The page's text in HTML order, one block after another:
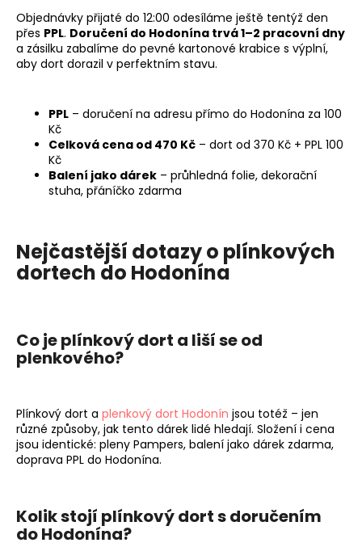
Objednávky přijaté do 12:00 odesíláme ještě tentýž den
přes PPL. Doručení do Hodonína trvá 1–2 pracovní dny
a zásilku zabalíme do pevné kartonové krabice s výplní,
aby dort dorazil v perfektním stavu.
PPL – doručení na adresu přímo do Hodonína za 100
Kč
Celková cena od 470 Kč – dort od 370 Kč + PPL 100
Kč
Balení jako dárek – průhledná folie, dekorační
stuha, přáníčko zdarma
Nejčastější dotazy o plínkových
dortech do Hodonína
Co je plínkový dort a liší se od
plenkového?
Plínkový dort a plenkový dort Hodonín jsou totéž – jen
různé způsoby, jak tento dárek lidé hledají. Složení i cena
jsou identické: pleny Pampers, balení jako dárek zdarma,
doprava PPL do Hodonína.
Kolik stojí plínkový dort s doručením
do Hodonína?
j
e
m
e
PLENKOVÝ
NÁKLAĎÁK
739